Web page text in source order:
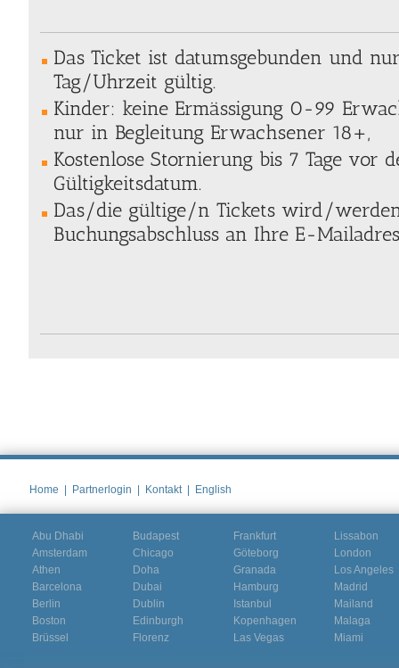
Das Ticket ist datumsgebunden und
Tag/Uhrzeit gültig.
Kinder: keine Ermässigung 0-99
nur in Begleitung Erwachsener 18+,
Kostenlose Stornierung bis 7 Tage vor
Gültigkeitsdatum.
Das/die gültige/n Tickets wird/
Buchungsabschluss an Ihre E-
Home Partnerlogin Kontakt English
Abu Dhabi
Amsterdam
Athen
Barcelona
Berlin
Boston
Brüssel
Budapest
Chicago
Doha
Dubai
Dublin
Edinburgh
Florenz
Frankfurt
Göteborg
Granada
Hamburg
Istanbul
Kopenhagen
Las Vegas
Lissabon
London
Los Angeles
Madrid
Mailand
Malaga
Miami